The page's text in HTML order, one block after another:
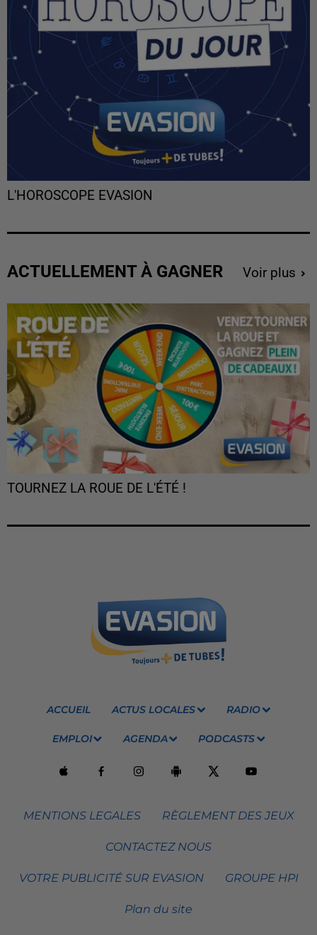
L'HOROSCOPE EVASION
ACTUELLEMENT À GAGNER Voir plus
TOURNEZ LA ROUE DE L'ÉTÉ !
ACCUEIL ACTUS LOCALES RADIO
EMPLOI AGENDA PODCASTS
MENTIONS LEGALES RÈGLEMENT DES JEUX
CONTACTEZ NOUS
VOTRE PUBLICITÉ SUR EVASION GROUPE HPI
Plan du site